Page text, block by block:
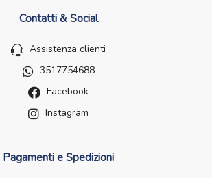
Contatti & Social
Assistenza clienti
3517754688
Facebook
Instagram
Pagamenti e Spedizioni